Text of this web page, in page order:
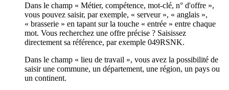
Dans le champ « Métier, compétence, mot-clé, n° d'offre »,
vous pouvez saisir, par exemple, « serveur », « anglais »,
« brasserie » en tapant sur la touche « entrée » entre chaque
mot. Vous recherchez une offre précise ? Saisissez
directement sa référence, par exemple 049RSNK.
Dans le champ « lieu de travail », vous avez la possibilité de
saisir une commune, un département, une région, un pays ou
un continent.